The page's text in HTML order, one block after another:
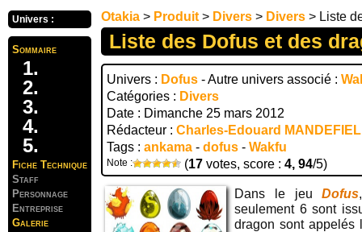
Univers :
Sommaire
Fiche Technique
Staff
Personnage
Entreprise
Galerie
Otakia > Produit > Divers > Divers > Liste
Liste des Dofus et des
Univers : Dofus - Autre univers associé :
Catégories : Divers
Date : Dimanche 25 mars 2012
Rédacteur : Charles-Edouard
Tags : ankama - dofus - Wakfu
Note : (17 votes, score : 4, 94/5)
Dans le jeuDofus
seulement 6 sont
dragon sont